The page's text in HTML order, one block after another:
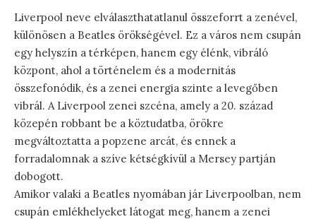
Liverpool neve elválaszthatatlanul összeforrt a zenével,
különösen a Beatles örökségével. Ez a város nem csupán
egy helyszín a térképen, hanem egy élénk, vibráló
központ, ahol a történelem és a modernitás
összefonódik, és a zenei energia szinte a levegőben
vibrál. A Liverpool zenei szcéna, amely a 20. század
közepén robbant be a köztudatba, örökre
megváltoztatta a popzene arcát, és ennek a
forradalomnak a szíve kétségkívül a Mersey partján
dobogott.
Amikor valaki a Beatles nyomában jár Liverpoolban, nem
csupán emlékhelyeket látogat meg, hanem a zenei